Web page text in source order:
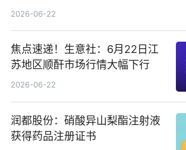
2026-06-22
焦点速递！生意社：6月22日江
苏地区顺酐市场行情大幅下行
2026-06-22
润都股份：硝酸异山梨酯注射液
获得药品注册证书